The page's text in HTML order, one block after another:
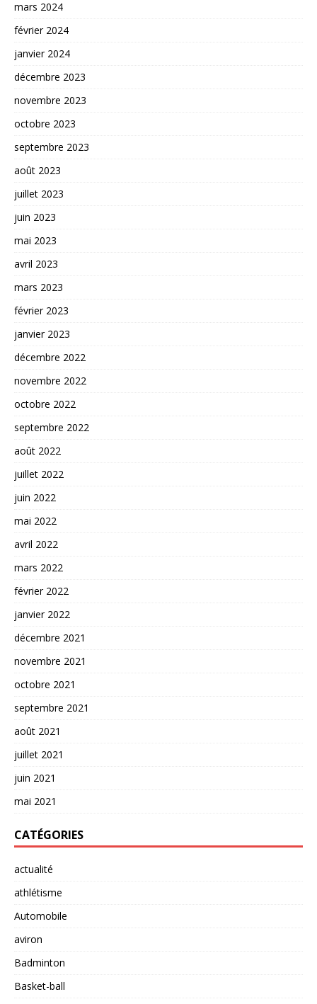
mars 2024
février 2024
janvier 2024
décembre 2023
novembre 2023
octobre 2023
septembre 2023
août 2023
juillet 2023
juin 2023
mai 2023
avril 2023
mars 2023
février 2023
janvier 2023
décembre 2022
novembre 2022
octobre 2022
septembre 2022
août 2022
juillet 2022
juin 2022
mai 2022
avril 2022
mars 2022
février 2022
janvier 2022
décembre 2021
novembre 2021
octobre 2021
septembre 2021
août 2021
juillet 2021
juin 2021
mai 2021
CATÉGORIES
actualité
athlétisme
Automobile
aviron
Badminton
Basket-ball